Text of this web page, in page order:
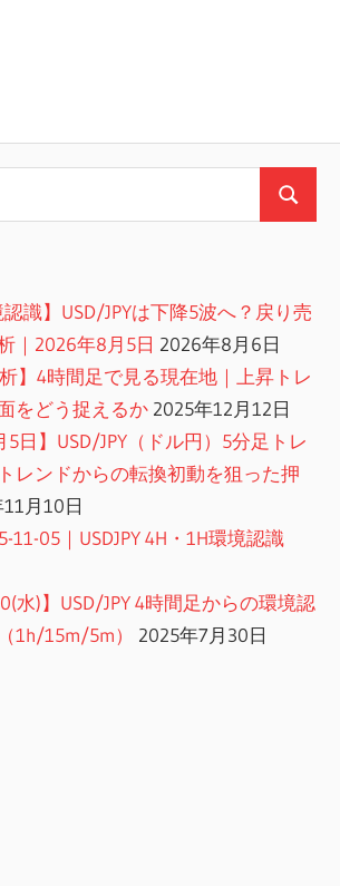
検
認識】USD/JPYは下降5波へ？戻り売
｜2026年8月5日 2026年8月6日
析】4時間足で見る現在地｜上昇トレ
をどう捉えるか 2025年12月12日
5日】USD/JPY（ドル円）5分足トレ
レンドからの転換初動を狙った押
月10日
11-05｜USDJPY 4H・1H環境認識
水)】USD/JPY 4時間足からの環境認
1h/15m/5m）
2025年7月30日